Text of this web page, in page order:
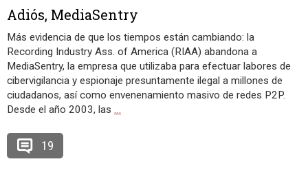
Adiós, MediaSentry
Más evidencia de que los tiempos están cambiando: la
Recording Industry Ass. of America (RIAA) abandona a
MediaSentry, la empresa que utilizaba para efectuar labores de
cibervigilancia y espionaje presuntamente ilegal a millones de
ciudadanos, así como envenenamiento masivo de redes P2P.
Desde el año 2003, las …
19